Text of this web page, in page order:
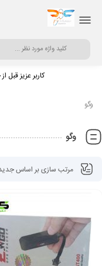
کاربر عزیز قبل
وگو
وگو